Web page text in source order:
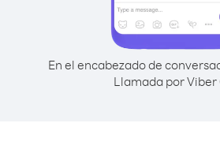
En el encabezado de
Llamada por Viber